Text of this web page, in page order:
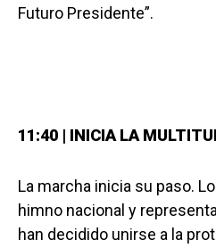
Futuro Presidente”.
11:40 | INICIA LA
La marcha inicia su paso.
himno nacional y
han decidido unirse a la